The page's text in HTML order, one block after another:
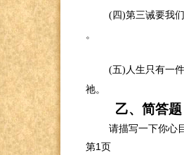
(四)第三诫要我
。
(五) 人生只有一
祂。
乙、简答题
请描写一下你心
第1页